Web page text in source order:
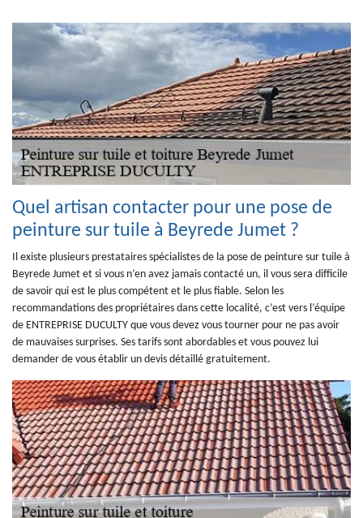
Quel artisan contacter pour une pose de
peinture sur tuile à Beyrede Jumet ?
Il existe plusieurs prestataires spécialistes de la pose de peinture sur tuile à
Beyrede Jumet et si vous n’en avez jamais contacté un, il vous sera difficile
de savoir qui est le plus compétent et le plus fiable. Selon les
recommandations des propriétaires dans cette localité, c’est vers l’équipe
de ENTREPRISE DUCULTY que vous devez vous tourner pour ne pas avoir
de mauvaises surprises. Ses tarifs sont abordables et vous pouvez lui
demander de vous établir un devis détaillé gratuitement.